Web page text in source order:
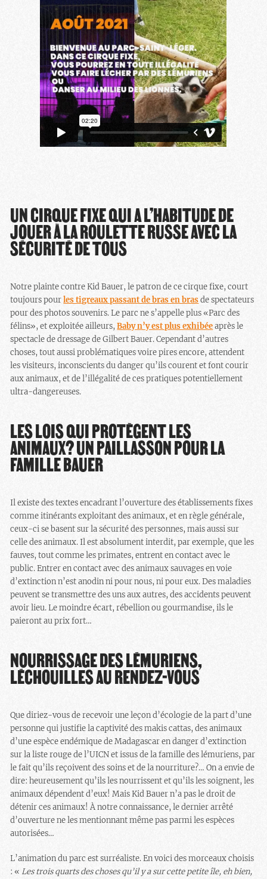
UN CIRQUE FIXE QUI A L’HABITUDE DE
JOUER À LA ROULETTE RUSSE AVEC LA
SÉCURITÉ DE TOUS
Notre plainte contre Kid Bauer, le patron de ce cirque fixe, court
toujours pourles tigreaux passant de bras en brasde spectateurs
pour des photos souvenirs. Le parc ne s’appelle plus «Parc des
félins», et exploitée ailleurs,Baby n’y est plus exhibéeaprès le
spectacle de dressage de Gilbert Bauer. Cependant d’autres
choses, tout aussi problématiques voire pires encore, attendent
les visiteurs, inconscients du danger qu’ils courent et font courir
aux animaux, et de l’illégalité de ces pratiques potentiellement
ultra-dangereuses.
LES LOIS QUI PROTÈGENT LES
ANIMAUX? UN PAILLASSON POUR LA
FAMILLE BAUER
Il existe des textes encadrant l’ouverture des établissements fixes
comme itinérants exploitant des animaux, et en règle générale,
ceux-ci se basent sur la sécurité des personnes, mais aussi sur
celle des animaux. Il est absolument interdit, par exemple, que les
fauves, tout comme les primates, entrent en contact avec le
public. Entrer en contact avec des animaux sauvages en voie
d’extinction n’est anodin ni pour nous, ni pour eux. Des maladies
peuvent se transmettre des uns aux autres, des accidents peuvent
avoir lieu. Le moindre écart, rébellion ou gourmandise, ils le
paieront au prix fort…
NOURRISSAGE DES LÉMURIENS,
LÉCHOUILLES AU RENDEZ-VOUS
Que diriez-vous de recevoir une leçon d’écologie de la part d’une
personne qui justifie la captivité des makis cattas, des animaux
d’une espèce endémique de Madagascar en danger d’extinction
sur la liste rouge de l’UICN et issus de la famille des lémuriens, par
le fait qu’ils reçoivent des soins et de la nourriture?… On a envie de
dire: heureusement qu’ils les nourrissent et qu’ils les soignent, les
animaux dépendent d’eux! Mais Kid Bauer n’a pas le droit de
détenir ces animaux! À notre connaissance, le dernier arrêté
d’ouverture ne les mentionnant même pas parmi les espèces
autorisées…
L’animation du parc est surréaliste. En voici des morceaux choisis
: «Les trois quarts des choses qu’il y a sur cette petite île, eh bien,